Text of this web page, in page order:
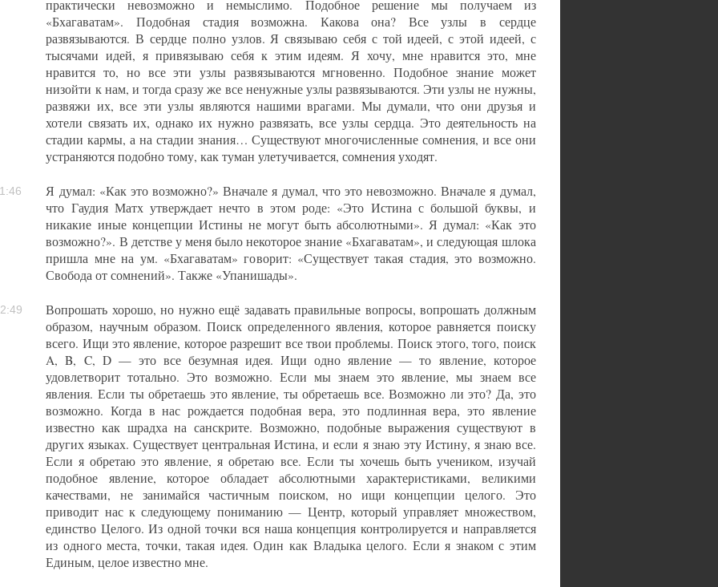
практически невозможно и немыслимо. Подобное решение мы получаем из
«Бхагаватам». Подобная стадия возможна. Какова она? Все узлы в сердце
развязываются. В сердце полно узлов. Я связываю себя с той идеей, с этой идеей, с
тысячами идей, я привязываю себя к этим идеям. Я хочу, мне нравится это, мне
нравится то, но все эти узлы развязываются мгновенно. Подобное знание может
низойти к нам, и тогда сразу же все ненужные узлы развязываются. Эти узлы не нужны,
развяжи их, все эти узлы являются нашими врагами. Мы думали, что они друзья и
хотели связать их, однако их нужно развязать, все узлы сердца. Это деятельность на
стадии кармы, а на стадии знания… Существуют многочисленные сомнения, и все они
устраняются подобно тому, как туман улетучивается, сомнения уходят.
Я думал: «Как это возможно?» Вначале я думал, что это невозможно. Вначале я думал,
что Гаудия Матх утверждает нечто в этом роде: «Это Истина с большой буквы, и
никакие иные концепции Истины не могут быть абсолютными». Я думал: «Как это
возможно?». В детстве у меня было некоторое знание «Бхагаватам», и следующая шлока
пришла мне на ум. «Бхагаватам» говорит: «Существует такая стадия, это возможно.
Свобода от сомнений». Также «Упанишады».
Вопрошать хорошо, но нужно ещё задавать правильные вопросы, вопрошать должным
образом, научным образом. Поиск определенного явления, которое равняется поиску
всего. Ищи это явление, которое разрешит все твои проблемы. Поиск этого, того, поиск
A, B, C, D — это все безумная идея. Ищи одно явление — то явление, которое
удовлетворит тотально. Это возможно. Если мы знаем это явление, мы знаем все
явления. Если ты обретаешь это явление, ты обретаешь все. Возможно ли это? Да, это
возможно. Когда в нас рождается подобная вера, это подлинная вера, это явление
известно как шрадха на санскрите. Возможно, подобные выражения существуют в
других языках. Существует центральная Истина, и если я знаю эту Истину, я знаю все.
Если я обретаю это явление, я обретаю все. Если ты хочешь быть учеником, изучай
подобное явление, которое обладает абсолютными характеристиками, великими
качествами, не занимайся частичным поиском, но ищи концепции целого. Это
приводит нас к следующему пониманию — Центр, который управляет множеством,
единство Целого. Из одной точки вся наша концепция контролируется и направляется
из одного места, точки, такая идея. Один как Владыка целого. Если я знаком с этим
Единым, целое известно мне.